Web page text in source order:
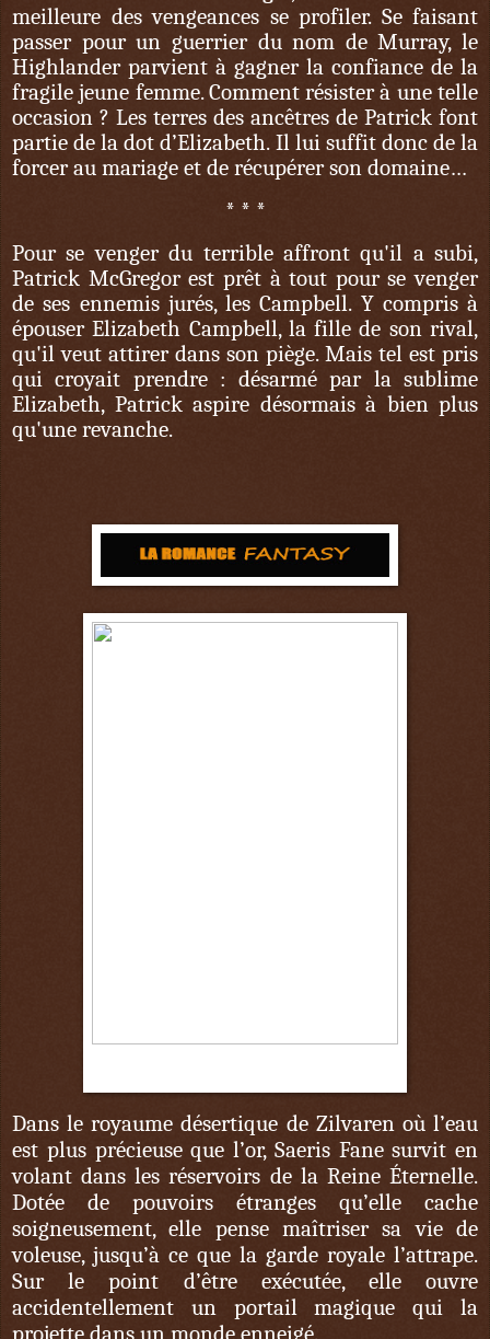
meilleure des vengeances se profiler. Se faisant
passer pour un guerrier du nom de Murray, le
Highlander parvient à gagner la confiance de la
fragile jeune femme. Comment résister à une telle
occasion ? Les terres des ancêtres de Patrick font
partie de la dot d’Elizabeth. Il lui suffit donc de la
forcer au mariage et de récupérer son domaine…
* * *
Pour se venger du terrible affront qu'il a subi,
Patrick McGregor est prêt à tout pour se venger
de ses ennemis jurés, les Campbell. Y compris à
épouser Elizabeth Campbell, la fille de son rival,
qu'il veut attirer dans son piège. Mais tel est pris
qui croyait prendre : désarmé par la sublime
Elizabeth, Patrick aspire désormais à bien plus
qu'une revanche.
Dans le royaume désertique de Zilvaren où l’eau
est plus précieuse que l’or, Saeris Fane survit en
volant dans les réservoirs de la Reine Éternelle.
Dotée de pouvoirs étranges qu’elle cache
soigneusement, elle pense maîtriser sa vie de
voleuse, jusqu’à ce que la garde royale l’attrape.
Sur le point d’être exécutée, elle ouvre
accidentellement un portail magique qui la